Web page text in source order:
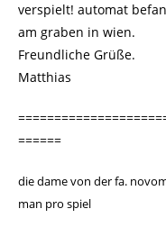
verspielt! automat
am graben in wien.
Freundliche Grüße.
Matthias
======
die dame von der fa.
man pro spiel